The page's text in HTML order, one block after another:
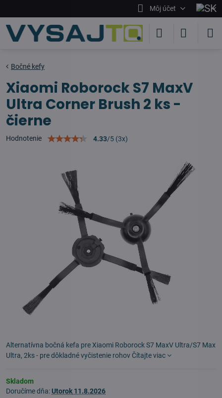
Môj účet
Bočné kefy
Xiaomi Roborock S7 MaxV
Ultra Corner Brush 2 ks -
čierne
Hodnotenie 4.33/5 (3x)
Alternatívna bočná kefa pre Xiaomi Roborock S7 MaxV Ultra/S7 Max
Ultra, 2ks - pre dôkladné vyčistenie rohov Čítajte viac
Skladom
Doručíme dňa:Utorok 11.8.2026